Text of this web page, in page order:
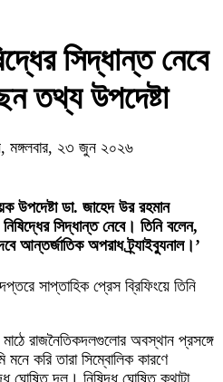
সিদ্ধান্ত নেবে
তথ্য উপদেষ্টা
২৩ জুন ২০২৬
উপদেষ্টা ডা. জাহেদ উর রহমান
সিদ্ধান্ত নেবে। তিনি বলেন,
আন্তর্জাতিক অপরাধ ট্র্যাইব্যুনাল।’
সাপ্তাহিক প্রেস ব্রিফিংয়ে তিনি
মাঠে রাজনৈতিকদলগুলোর অবস্থান প্রসঙ্গে
করি তারা সিম্বোলিক কারণে
ঘোষিত দল। নিষিদ্ধ ঘোষিত কথাটা